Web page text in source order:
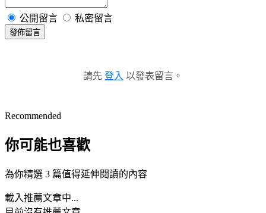
公開留言 私密留言
發佈留言
請先 登入 以發表留言。
Recommended
你可能也喜歡
為你精選 3 篇值得延伸閱讀的內容
載入推薦文章中...